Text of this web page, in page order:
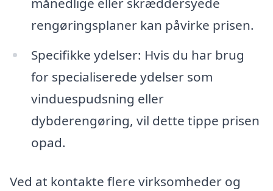
rengøringsplaner kan påvirke prisen.
Specifikke ydelser: Hvis du har brug
for specialiserede ydelser som
vinduespudsning eller
dybderengøring, vil dette tippe prisen
opad.
Ved at kontakte flere virksomheder og